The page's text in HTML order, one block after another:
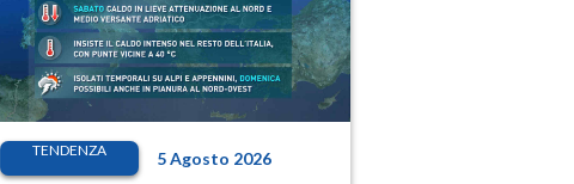
TENDENZA 5 Agosto 2026